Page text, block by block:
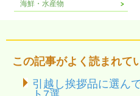
海鮮・水産物
この記事がよく読まれて
引越し挨拶品に選ん